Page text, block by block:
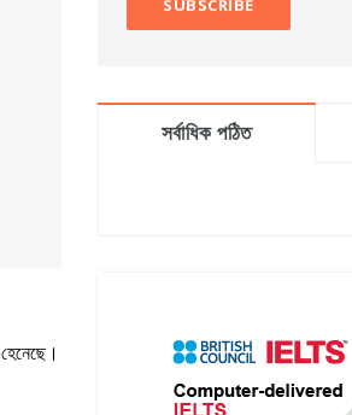
সর্বাধিক পঠিত